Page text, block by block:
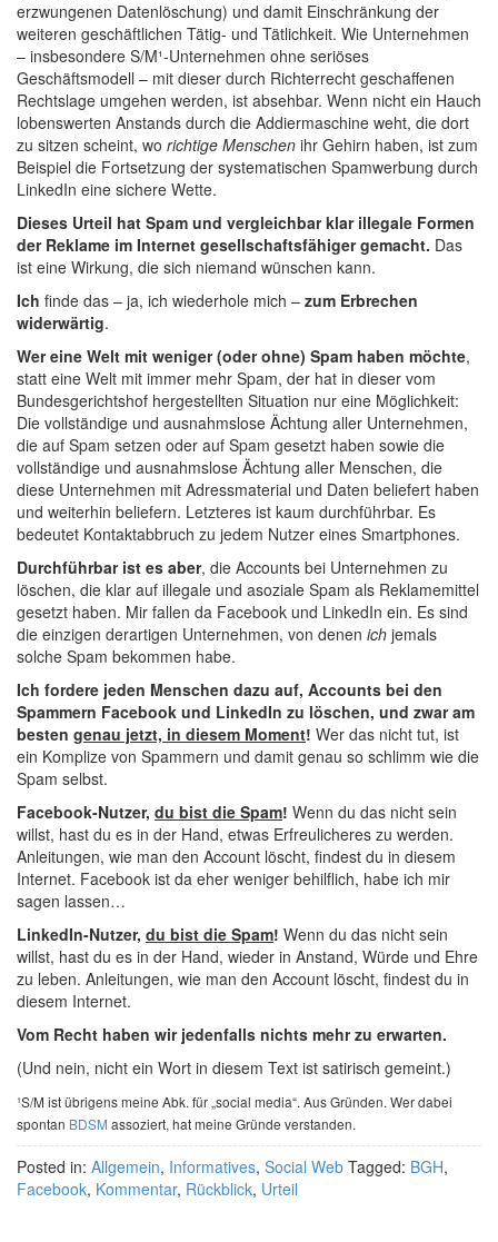
erzwungenen Datenlöschung) und damit Einschränkung der
weiteren geschäftlichen Tätig- und Tätlichkeit. Wie Unternehmen
– insbesondere S/M¹-Unternehmen ohne seriöses
Geschäftsmodell – mit dieser durch Richterrecht geschaffenen
Rechtslage umgehen werden, ist absehbar. Wenn nicht ein Hauch
lobenswerten Anstands durch die Addiermaschine weht, die dort
zu sitzen scheint, wo richtige Menschen ihr Gehirn haben, ist zum
Beispiel die Fortsetzung der systematischen Spamwerbung durch
LinkedIn eine sichere Wette.
Dieses Urteil hat Spam und vergleichbar klar illegale Formen
der Reklame im Internet gesellschaftsfähiger gemacht. Das
ist eine Wirkung, die sich niemand wünschen kann.
Ich finde das – ja, ich wiederhole mich – zum Erbrechen
widerwärtig.
Wer eine Welt mit weniger (oder ohne) Spam haben möchte,
statt eine Welt mit immer mehr Spam, der hat in dieser vom
Bundesgerichtshof hergestellten Situation nur eine Möglichkeit:
Die vollständige und ausnahmslose Ächtung aller Unternehmen,
die auf Spam setzen oder auf Spam gesetzt haben sowie die
vollständige und ausnahmslose Ächtung aller Menschen, die
diese Unternehmen mit Adressmaterial und Daten beliefert haben
und weiterhin beliefern. Letzteres ist kaum durchführbar. Es
bedeutet Kontaktabbruch zu jedem Nutzer eines Smartphones.
Durchführbar ist es aber, die Accounts bei Unternehmen zu
löschen, die klar auf illegale und asoziale Spam als Reklamemittel
gesetzt haben. Mir fallen da Facebook und LinkedIn ein. Es sind
die einzigen derartigen Unternehmen, von denen ich jemals
solche Spam bekommen habe.
Ich fordere jeden Menschen dazu auf, Accounts bei den
Spammern Facebook und LinkedIn zu löschen, und zwar am
besten genau jetzt, in diesem Moment! Wer das nicht tut, ist
ein Komplize von Spammern und damit genau so schlimm wie die
Spam selbst.
Facebook-Nutzer, du bist die Spam! Wenn du das nicht sein
willst, hast du es in der Hand, etwas Erfreulicheres zu werden.
Anleitungen, wie man den Account löscht, findest du in diesem
Internet. Facebook ist da eher weniger behilflich, habe ich mir
sagen lassen…
LinkedIn-Nutzer, du bist die Spam! Wenn du das nicht sein
willst, hast du es in der Hand, wieder in Anstand, Würde und Ehre
zu leben. Anleitungen, wie man den Account löscht, findest du in
diesem Internet.
Vom Recht haben wir jedenfalls nichts mehr zu erwarten.
(Und nein, nicht ein Wort in diesem Text ist satirisch gemeint.)
¹S/M ist übrigens meine Abk. für „social media“. Aus Gründen. Wer dabei
spontan BDSM assoziert, hat meine Gründe verstanden.
Posted in: Allgemein, Informatives, Social Web Tagged: BGH,
Facebook, Kommentar, Rückblick, Urteil